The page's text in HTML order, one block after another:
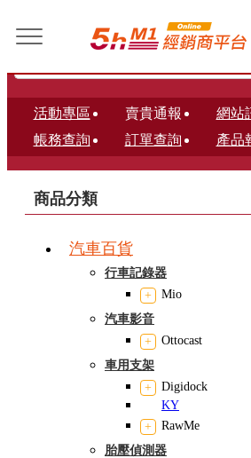
活動專區 賣貴通報 網站
帳務查詢
訂單查詢 產品
商品分類
汽車百貨
行車記錄器
Mio
汽車影音
Ottocast
車用支架
Digidock
KY
RawMe
胎壓偵測器